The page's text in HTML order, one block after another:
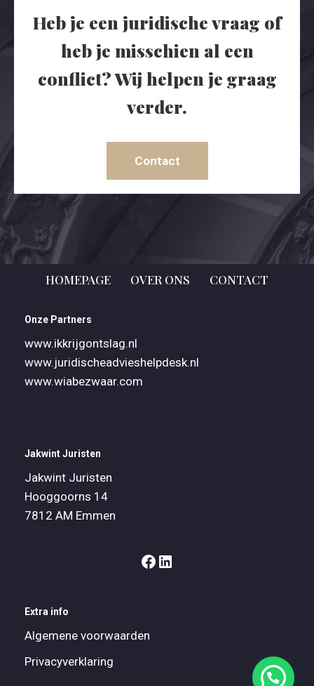
Heb je een juridische vraag of
heb je misschien al een
conflict? Wij helpen je graag
verder.
Contact
HOMEPAGE OVER ONS CONTACT
Onze Partners
www.ikkrijgontslag.nl
www.juridischeadvieshelpdesk.nl
www.wiabezwaar.com
Jakwint Juristen
Jakwint Juristen
Hooggoorns 14
7812 AM Emmen
Extra info
Algemene voorwaarden
Privacyverklaring